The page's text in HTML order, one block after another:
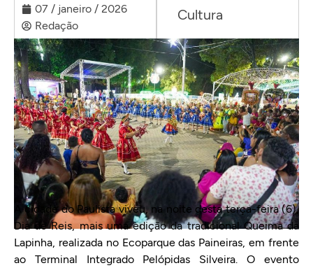
07 / janeiro / 2026
Redação
Cultura
A cidade do Paulista viveu, na noite desta terça-feira (6),
Dia de Reis, mais uma edição da tradicional Queima da
Lapinha, realizada no Ecoparque das Paineiras, em frente
ao Terminal Integrado Pelópidas Silveira. O evento